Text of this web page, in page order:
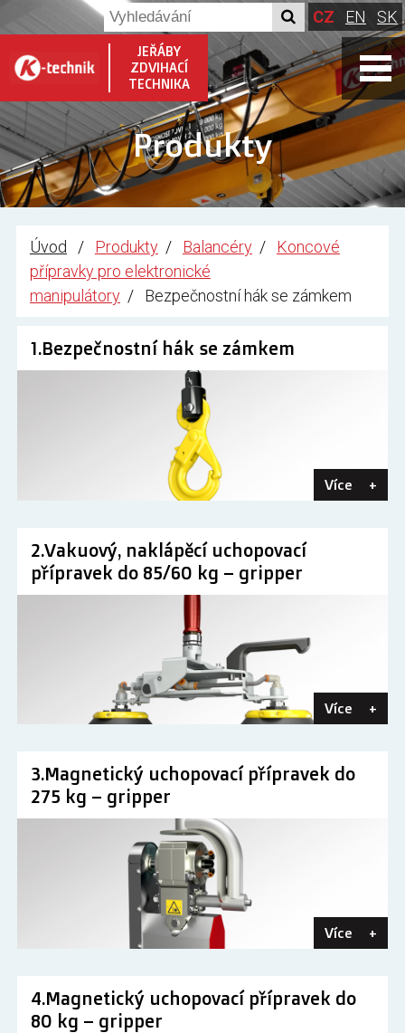
CZ EN SK
JEŘÁBY
ZDVIHACÍ
TECHNIKA
Produkty
Úvod Produkty Balancéry
Koncové
přípravky pro elektronické
manipulátory
Bezpečnostní hák se zámkem
1.Bezpečnostní hák se zámkem
Více +
2.Vakuový, naklápěcí uchopovací
přípravek do 85/60 kg – gripper
Více +
3.Magnetický uchopovací přípravek do
275 kg – gripper
Více +
4.Magnetický uchopovací přípravek do
80 kg – gripper